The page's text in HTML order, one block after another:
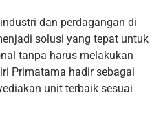
dan perdagangan di
solusi yang tepat untuk
tanpa harus melakukan
Primatama hadir sebagai
unit terbaik sesuai